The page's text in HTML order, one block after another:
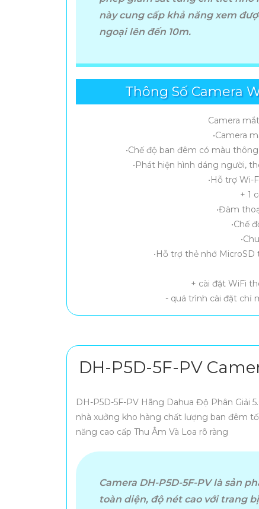
Với nhiều mẫu camera wifi hiện đại hình
mọi lúc, mọi nơi.
Camera An Thành Phátcung cấp sản
ưu phù hợp cho gia đình, văn phòng, cửa
này cung cấp khả năng xem
ngoại lên đến 10m.
Thông Số Camera
Camera
•Camera
•Chế độ ban đêm có màu
•Phát hiện hình dáng người,
•Hỗ trợ Wi-
+ 1
•Đàm
•Chế
•Hỗ trợ thẻ nhớ MicroSD
+ cài đặt WiFi
- quá trình cài đặt chỉ
DH-P5D-5F-PV
DH-P5D-5F-PV Hãng Dahua Độ Phân Giải
nhà xưởng kho hàng chất lượng ban đêm
năng cao cấp Thu Âm Và Loa rõ ràng
Camera DH-P5D-5F-PV là sản
toàn diện, độ nét cao với trang